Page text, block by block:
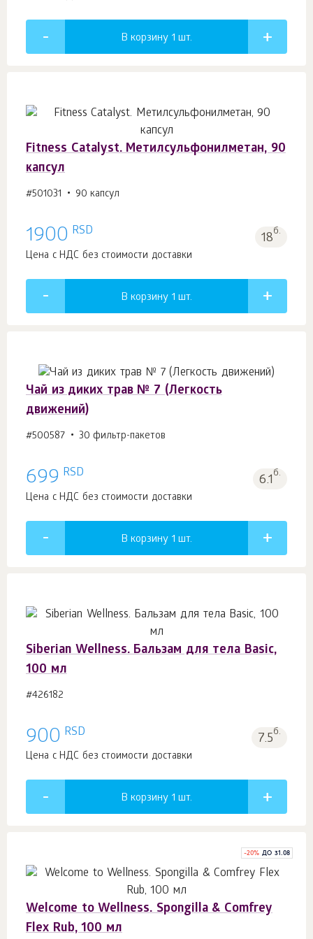
В корзину 1 шт.
Fitness Catalyst. Метилсульфонилметан, 90
капсул
#501031 90 капсул
1900 RSD 18б.
Цена с НДС без стоимости доставки
В корзину 1 шт.
Чай из диких трав № 7 (Легкость
движений)
#500587 30 фильтр-пакетов
699 RSD 6.1б.
Цена с НДС без стоимости доставки
В корзину 1 шт.
Siberian Wellness. Бальзам для тела Basic,
100 мл
#426182
900 RSD 7.5б.
Цена с НДС без стоимости доставки
В корзину 1 шт.
-20% ДО 31.08
Welcome to Wellness. Spongilla & Comfrey
Flex Rub, 100 мл